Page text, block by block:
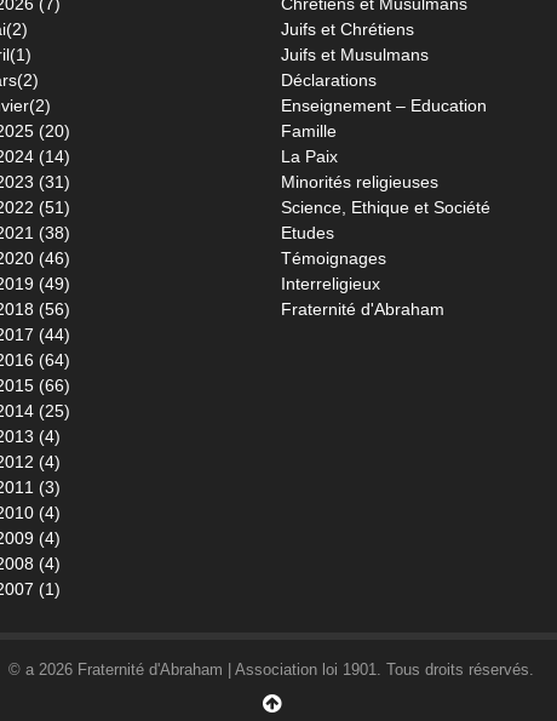
(20)
(14)
(31)
(51)
(38)
(46)
(49)
(56)
(44)
(64)
(66)
(25)
(4)
(4)
(3)
(4)
(4)
(4)
(1)
Juifs et Chrétiens
Juifs et Musulmans
Déclarations
Enseignement – Education
Famille
La Paix
Minorités religieuses
Science, Ethique et Société
Etudes
Témoignages
Interreligieux
Fraternité d'Abraham
© a 2026 Fraternité d'Abraham | Association loi 1901. Tous droits réservés.